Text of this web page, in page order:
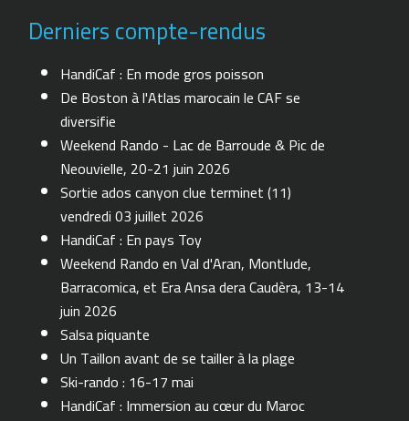
Derniers compte-rendus
HandiCaf : En mode gros poisson
De Boston à l'Atlas marocain le CAF se
diversifie
Weekend Rando - Lac de Barroude & Pic de
Neouvielle, 20-21 juin 2026
Sortie ados canyon clue terminet (11)
vendredi 03 juillet 2026
HandiCaf : En pays Toy
Weekend Rando en Val d'Aran, Montlude,
Barracomica, et Era Ansa dera Caudèra, 13-14
juin 2026
Salsa piquante
Un Taillon avant de se tailler à la plage
Ski-rando : 16-17 mai
HandiCaf : Immersion au cœur du Maroc